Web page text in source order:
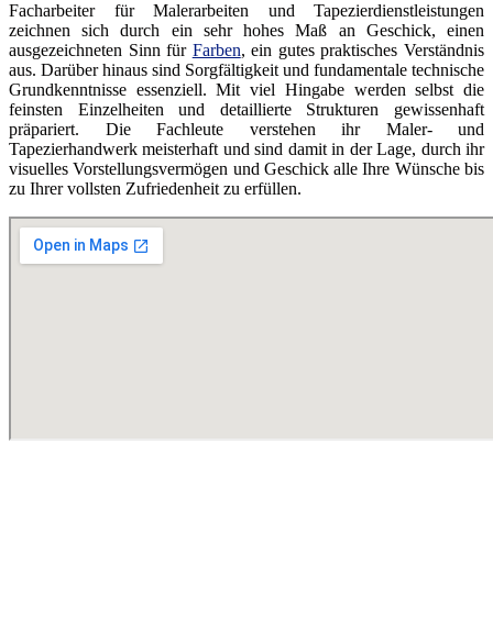
Facharbeiter für Malerarbeiten und Tapezierdienstleistungen
zeichnen sich durch ein sehr hohes Maß an Geschick, einen
ausgezeichneten Sinn für Farben, ein gutes praktisches Verständnis
aus. Darüber hinaus sind Sorgfältigkeit und fundamentale technische
Grundkenntnisse essenziell. Mit viel Hingabe werden selbst die
feinsten Einzelheiten und detaillierte Strukturen gewissenhaft
präpariert. Die Fachleute verstehen ihr Maler- und
Tapezierhandwerk meisterhaft und sind damit in der Lage, durch ihr
visuelles Vorstellungsvermögen und Geschick alle Ihre Wünsche bis
zu Ihrer vollsten Zufriedenheit zu erfüllen.